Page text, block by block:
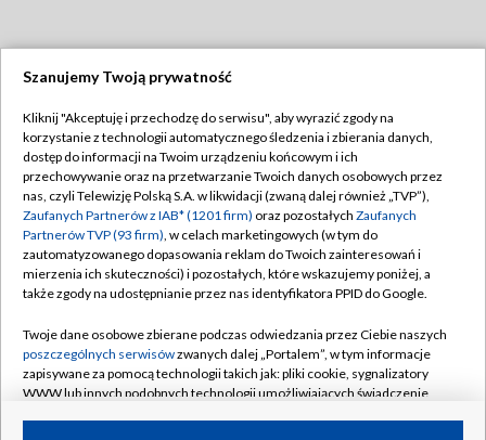
TVP
Abonament TVP
Emisja w TVP
Centrum informacji TVP
Naziemna Telewizja Cyfrowa
Rada Programowa
System NOS
Informacje o nadawcy
Regulamin TVP
Polityka prywatności
Moje zgody
Pomoc
Kontakt
Kanały
Szanujemy Twoją prywatność
Kliknij "Akceptuję i przechodzę do serwisu", aby wyrazić zgody na
korzystanie z technologii automatycznego śledzenia i zbierania danych,
dostęp do informacji na Twoim urządzeniu końcowym i ich
przechowywanie oraz na przetwarzanie Twoich danych osobowych przez
nas, czyli Telewizję Polską S.A. w likwidacji (zwaną dalej również „TVP”),
Zaufanych Partnerów z IAB* (1201 firm) oraz pozostałych Zaufanych
Partnerów TVP (93 firm), w celach marketingowych (w tym do
zautomatyzowanego dopasowania reklam do Twoich zainteresowań i
mierzenia ich skuteczności) i pozostałych, które wskazujemy poniżej, a
także zgody na udostępnianie przez nas identyfikatora PPID do Google.
Twoje dane osobowe zbierane podczas odwiedzania przez Ciebie naszych
poszczególnych serwisówzwanych dalej „Portalem”, w tym informacje
zapisywane za pomocą technologii takich jak: pliki cookie, sygnalizatory
WWW lub innych podobnych technologii umożliwiających świadczenie